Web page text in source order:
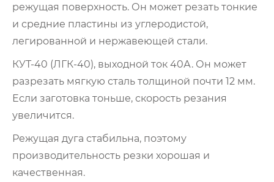
режущая поверхность. Он может резать тонкие
и средние пластины из углеродистой,
легированной и нержавеющей стали.
КУТ-40 (ЛГК-40), выходной ток 40А. Он может
разрезать мягкую сталь толщиной почти 12 мм.
Если заготовка тоньше, скорость резания
увеличится.
Режущая дуга стабильна, поэтому
производительность резки хорошая и
качественная.